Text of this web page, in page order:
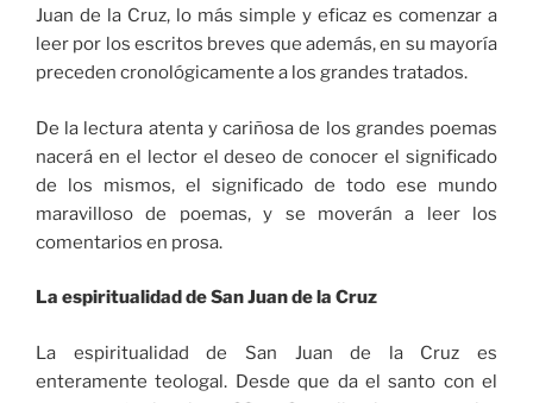
Juan de la Cruz, lo más simple y eficaz es comenzar a
leer por los escritos breves que además, en su mayoría
preceden cronológicamente a los grandes tratados.
De la lectura atenta y cariñosa de los grandes poemas
nacerá en el lector el deseo de conocer el significado
de los mismos, el significado de todo ese mundo
maravilloso de poemas, y se moverán a leer los
comentarios en prosa.
La espiritualidad de San Juan de la Cruz
La espiritualidad de San Juan de la Cruz es
enteramente teologal. Desde que da el santo con el